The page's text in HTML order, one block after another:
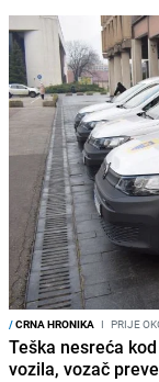
/CRNA HRONIKA I PRIJE
Teška nesreća
vozila, vozač